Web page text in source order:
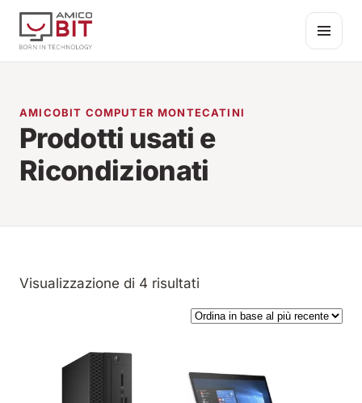
Salta al contenuto
AMICOBIT COMPUTER MONTECATINI
Prodotti usati e
Ricondizionati
Visualizzazione di 4 risultati